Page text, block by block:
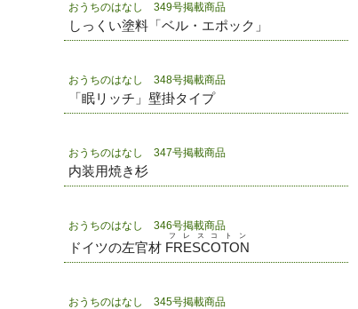
おうちのはなし 349号掲載商品
しっくい塗料「ベル・エポック」
おうちのはなし 348号掲載商品
「眠リッチ」壁掛タイプ
おうちのはなし 347号掲載商品
内装用焼き杉
おうちのはなし 346号掲載商品
ドイツの左官材 FRESCOTON
フレスコトン
おうちのはなし 345号掲載商品